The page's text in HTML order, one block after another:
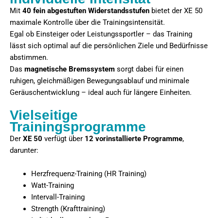
Mit 40 fein abgestuften Widerstandsstufen bietet der XE 50
maximale Kontrolle über die Trainingsintensität.
Egal ob Einsteiger oder Leistungssportler – das Training
lässt sich optimal auf die persönlichen Ziele und Bedürfnisse
abstimmen.
Das magnetische Bremssystem sorgt dabei für einen
ruhigen, gleichmäßigen Bewegungsablauf und minimale
Geräuschentwicklung – ideal auch für längere Einheiten.
Vielseitige
Trainingsprogramme
Der XE 50 verfügt über 12 vorinstallierte Programme,
darunter:
Herzfrequenz-Training (HR Training)
Watt-Training
Intervall-Training
Strength (Krafttraining)